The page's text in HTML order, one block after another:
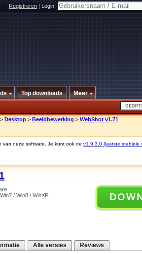
Registreren|Login:
Top downloads Meer
> Desktop > Beeldbewerking > WebShot v1.71
van deze software. Je kunt ook de v1.9.3.0 (laatste stabiele
/ Win8 / WinXP
Alle versies Reviews